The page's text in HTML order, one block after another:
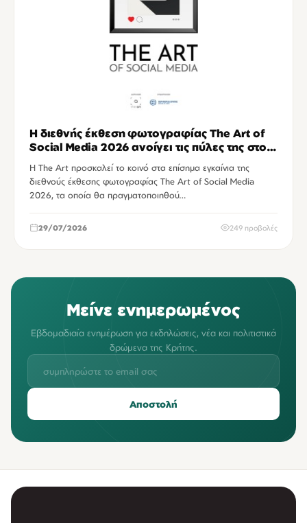
Η διεθνής έκθεση φωτογραφίας The Art of
Social Media 2026 ανοίγει τις πύλες της στο
Η The Art προσκαλεί το κοινό στα επίσημα εγκαίνια της
διεθνούς έκθεσης φωτογραφίας The Art of Social Media
2026, τα οποία θα πραγματοποιηθού…
29/07/2026 249 προβολές
Μείνε ενημερωμένος
Εβδομαδιαία ενημέρωση για εκδηλώσεις, νέα και πολιτιστικά
δρώμενα της Κρήτης.
Αποστολή